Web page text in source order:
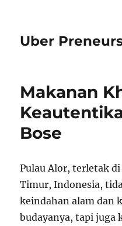
Uber
Makanan
Bose
Pulau Alor, terletak
Timur, Indonesia,
keindahan alam dan
budayanya, tapi juga